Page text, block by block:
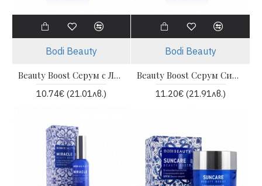
Bodi Beauty
Beauty Boost Серум с Лифтинг ефект - Bodi beauty
10.74€ (21.01лв.)
Bodi Beauty
Beauty Boost Серум Синя Защита - Bodi beauty
11.20€ (21.91лв.)